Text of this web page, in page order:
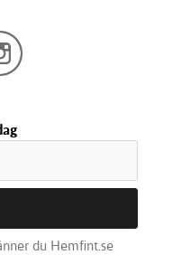
du Hemfint.se